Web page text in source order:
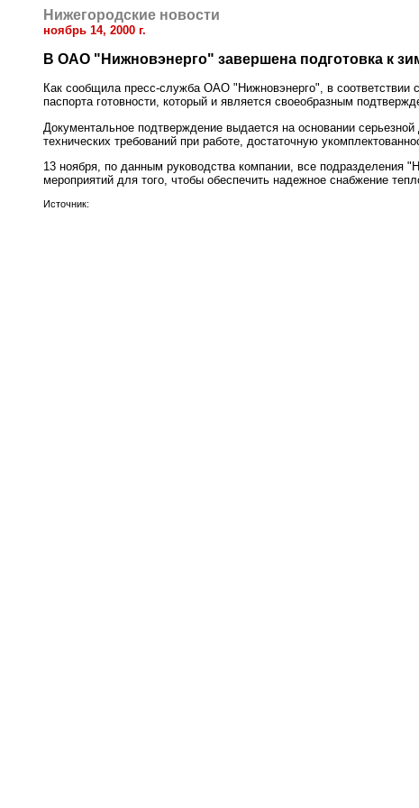
Нижегородские новости
ноябрь 14, 2000 г.
В ОАО "Нижновэнерго" завершена подготовка к
Как сообщила пресс-служба ОАО "Нижновэнерго", в соответствии
паспорта готовности, который и является своеобразным
Документальное подтверждение выдается на основании
технических требований при работе, достаточную
13 ноября, по данным руководства компании, все подразделения
мероприятий для того, чтобы обеспечить надежное снабжение
Источник: